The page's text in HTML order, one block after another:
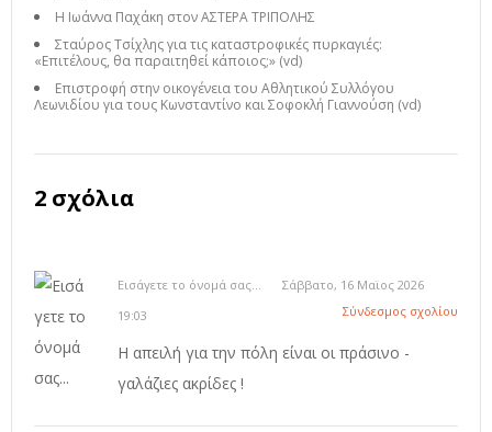
Η Ιωάννα Παχάκη στον ΑΣΤΕΡΑ ΤΡΙΠΟΛΗΣ
Σταύρος Τσίχλης για τις καταστροφικές πυρκαγιές:
«Επιτέλους, θα παραιτηθεί κάποιος;» (vd)
Επιστροφή στην οικογένεια του Αθλητικού Συλλόγου
Λεωνιδίου για τους Κωνσταντίνο και Σοφοκλή Γιαννούση (vd)
2 σχόλια
Εισάγετε το όνομά σας...
Σάββατο, 16 Μαϊος 2026
19:03
Σύνδεσμος σχολίου
Η απειλή για την πόλη είναι οι πράσινο -
γαλάζιες ακρίδες !